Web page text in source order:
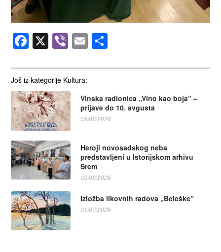
Još iz kategorije Kultura:
Vinska radionica „Vino kao boja” –
prijave do 10. avgusta
05/08/2026
Heroji novosadskog neba
predstavljeni u Istorijskom arhivu
Srem
02/08/2026
Izložba likovnih radova „Beleške”
31/07/2026
Facebook
X Viber
Email